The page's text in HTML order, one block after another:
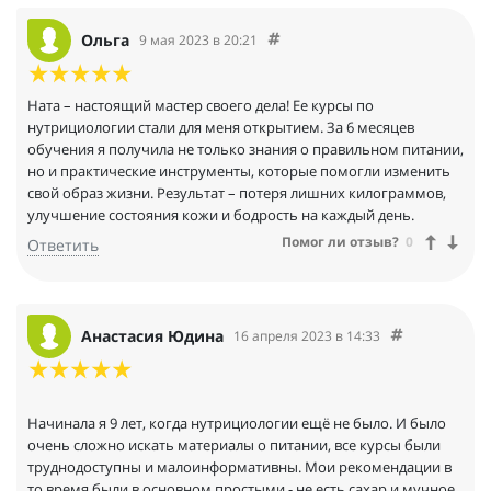
Ольга 9 мая 2023 в 20:21
Ната – настоящий мастер своего дела! Ее курсы по
нутрициологии стали для меня открытием. За 6 месяцев
обучения я получила не только знания о правильном питании,
но и практические инструменты, которые помогли изменить
свой образ жизни. Результат – потеря лишних килограммов,
улучшение состояния кожи и бодрость на каждый день.
Ответить Помог ли отзыв? 0
Анастасия Юдина 16 апреля 2023 в 14:33
Начинала я 9 лет, когда нутрициологии ещё не было. И было
очень сложно искать материалы о питании, все курсы были
труднодоступны и малоинформативны. Мои рекомендации в